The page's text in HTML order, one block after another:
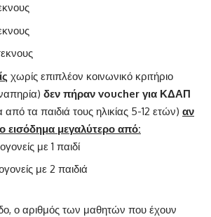
χωρίς επιπλέον κοινωνικό κριτήριο
δεν πήραν voucher για ΚΔΑΠ
τα παιδιά τους ηλικίας 5-12 ετών) αν
εισόδημα μεγαλύτερο από:
με 1 παιδί
με 2 παιδιά
ο αριθμός των μαθητών που έχουν